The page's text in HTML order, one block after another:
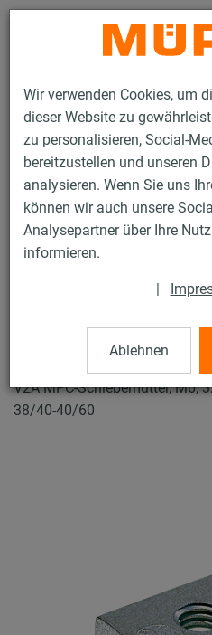
Wir verwenden Cookies, um
dieser Website zu
zu personalisieren, Social-
bereitzustellen und unseren
analysieren. Wenn Sie uns
können wir auch unsere
Analysepartner über Ihre
informieren.
|
Ablehnen
Produkte Befestigungstechnik
Edelstahlprodukte für die
MPC-Schiebemuttern
MPC-
V2A MPC-Schiebemutter, M6,
38/40-40/60